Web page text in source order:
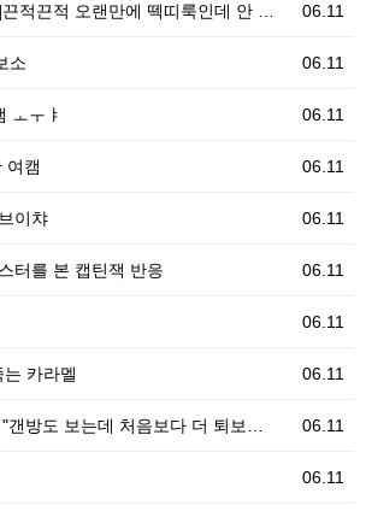
06.11
적끈적 오랜만에 떽띠룩인데 안 …
06.11
소
06.11
ㅗㅜㅑ
06.11
여캠
06.11
이챠
06.11
터를 본 캡틴잭 반응
06.11
06.11
카라멜
06.11
갠방도 보는데 처음보다 더 퇴보…
06.11